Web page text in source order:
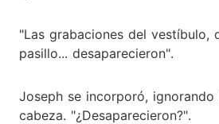
"Las grabaciones del vestíbulo,
pasillo... desaparecieron".
Joseph se incorporó, ignorando
cabeza. "¿Desaparecieron?".